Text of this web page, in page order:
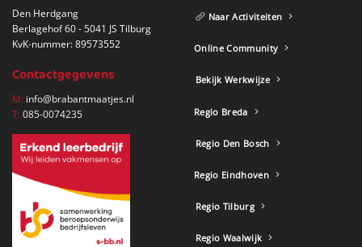
Den Herdgang
Berlagehof 60 - 5041 JS Tilburg
KvK-nummer: 89573552
Contactgegevens
M: info@brabantmaatjes.nl
T:085-0074235
Naar Activiteiten
Online Community
Bekijk Werkwijze
Regio Breda
Regio Den Bosch
Regio Eindhoven
Regio Tilburg
Regio Waalwijk